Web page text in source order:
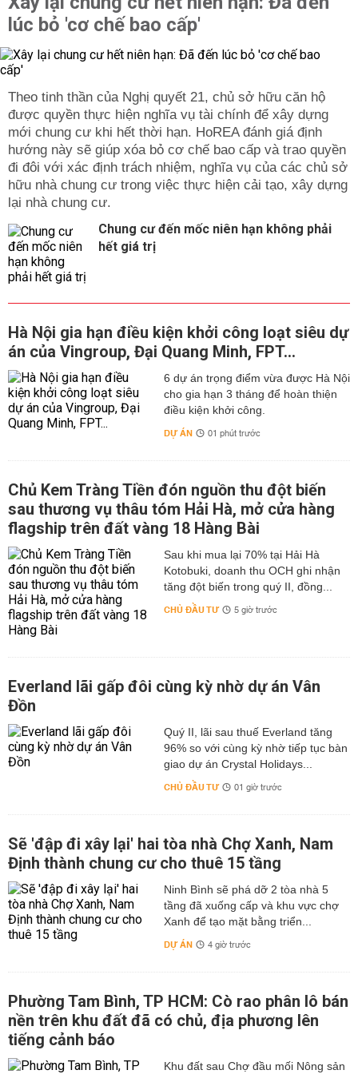
cao.
Trẻ em, người già và người bệnh là những đối tượng dễ
bị ảnh hưởng nhất. Nhiều gia đình phản ánh việc mất
điện kéo dài làm nhiệt độ trong nhà tăng cao, khiến giấc
ngủ và sức khỏe bị tác động rõ rệt. Đối với học sinh,
sinh viên, việc mất điện còn cản trở quá trình học tập
trực tuyến hoặc ôn luyện.
Các thiết bị điện tử như máy tính, điện thoại, tivi, modem
Internet nếu không có nguồn điện dự phòng dễ gặp tình
trạng gián đoạn công việc, mất dữ liệu, ảnh hưởng đến
tiến độ làm việc từ xa. Riêng tủ lạnh và tủ đông – thiết bị
quan trọng trong việc bảo quản thực phẩm – khi mất điện
lâu có thể làm hư hỏng thực phẩm, gây thiệt hại tài chính
và ảnh hưởng đến sức khỏe người tiêu dùng.
Nhờ việc theo dõi lịch cúp điện, người dân có thể lên kế
hoạch nấu ăn, giặt giũ, tích trữ nước sạch và chuẩn bị
sẵn sàng các nguồn chiếu sáng dự phòng. Đây là bước
quan trọng để giảm thiểu những phiền toái không mong
muốn trong sinh hoạt.
Tác động đến hoạt động kinh tế và sản xuất
Điện năng đóng vai trò xương sống trong nền kinh tế của
tỉnh Cà Mau. Hoạt động sản xuất, chế biến thủy sản,
đánh bắt hải sản, công nghiệp nhẹ, dịch vụ du lịch,
thương mại và vận tải đều phụ thuộc vào nguồn điện ổn
định. Việc cúp điện, dù chỉ trong vài giờ, cũng có thể gây
ra những tác động lớn đến năng suất và chi phí vận
hành.
Các nhà máy chế biến thủy sản – ngành mũi nhọn xuất
khẩu của Cà Mau – cần hệ thống điện ổn định để duy trì
dây chuyền cấp đông, bảo quản và sản xuất. Nếu xảy ra
mất điện mà không có hệ thống dự phòng, hàng hóa có
thể hư hỏng, làm giảm chất lượng sản phẩm và uy tín
của doanh nghiệp.
Đối với ngành nuôi tôm công nghiệp và siêu thâm canh,
liên tục để duy trì môi trường ao nuôi. Việc mất điện đột
ngột có thể gây thiếu oxy, khiến tôm chết hàng loạt, gây
thiệt hại hàng tỷ đồng. Đây là lý do người dân Cà Mau,
đặc biệt ở các huyện ven biển như Đầm Dơi, Cái Nước,
Năm Căn, rất chú trọng đến việc cập nhật lịch cúp điện
để chủ động chạy máy phát hoặc điều chỉnh hệ thống
Các cửa hàng dịch vụ, siêu thị, nhà hàng, khách sạn tại
TP. Cà Mau và các thị trấn cũng chịu ảnh hưởng. Mất
điện khiến hoạt động thanh toán điện tử gián đoạn, ảnh
hưởng đến trải nghiệm khách hàng và doanh thu. Trong
bối cảnh tỉnh đang thúc đẩy phát triển du lịch, đặc biệt là
du lịch sinh thái, điện năng ổn định càng trở nên quan
trọng để nâng cao chất lượng dịch vụ.
Lợi ích của việc biết trước lịch cúp điện
Nắm bắt lịch cúp điện không chỉ là nhu cầu thực tế của
mỗi hộ gia đình mà còn mang lại nhiều lợi ích cho toàn
cộng đồng. Trước hết, người dân có thể chuẩn bị trước
các phương án dự phòng như tích trữ nước sạch, sạc
đầy các thiết bị điện tử, chuẩn bị đèn pin, đèn sạc hoặc
máy phát điện. Điều này giúp sinh hoạt không bị gián
lúc bỏ 'cơ chế bao cấp'
Theo tinh thần của Nghị quyết 21, chủ sở hữu căn hộ
được quyền thực hiện nghĩa vụ tài chính để xây dựng
mới chung cư khi hết thời hạn. HoREA đánh giá định
hướng này sẽ giúp xóa bỏ cơ chế bao cấp và trao quyền
đi đôi với xác định trách nhiệm, nghĩa vụ của các chủ sở
hữu nhà chung cư trong việc thực hiện cải tạo, xây dựng
lại nhà chung cư.
Chung cư đến mốc niên hạn không phải
hết giá trị
Hà Nội gia hạn điều kiện khởi công loạt siêu dự
án của Vingroup, Đại Quang Minh, FPT...
6 dự án trọng điểm vừa được Hà Nội
cho gia hạn 3 tháng để hoàn thiện
điều kiện khởi công.
DỰ ÁN 01 phút trước
Chủ Kem Tràng Tiền đón nguồn thu đột biến
sau thương vụ thâu tóm Hải Hà, mở cửa hàng
flagship trên đất vàng 18 Hàng Bài
Sau khi mua lại 70% tại Hải Hà
Kotobuki, doanh thu OCH ghi nhận
tăng đột biến trong quý II, đồng...
CHỦ ĐẦU TƯ 5 giờ trước
Everland lãi gấp đôi cùng kỳ nhờ dự án Vân
Đồn
Quý II, lãi sau thuế Everland tăng
96% so với cùng kỳ nhờ tiếp tục bàn
giao dự án Crystal Holidays...
CHỦ ĐẦU TƯ 01 giờ trước
Sẽ 'đập đi xây lại' hai tòa nhà Chợ Xanh, Nam
Định thành chung cư cho thuê 15 tầng
Ninh Bình sẽ phá dỡ 2 tòa nhà 5
tầng đã xuống cấp và khu vực chợ
Xanh để tạo mặt bằng triển...
DỰ ÁN 4 giờ trước
Phường Tam Bình, TP HCM: Cò rao phân lô bán
nền trên khu đất đã có chủ, địa phương lên
tiếng cảnh báo
Khu đất sau Chợ đầu mối Nông sản